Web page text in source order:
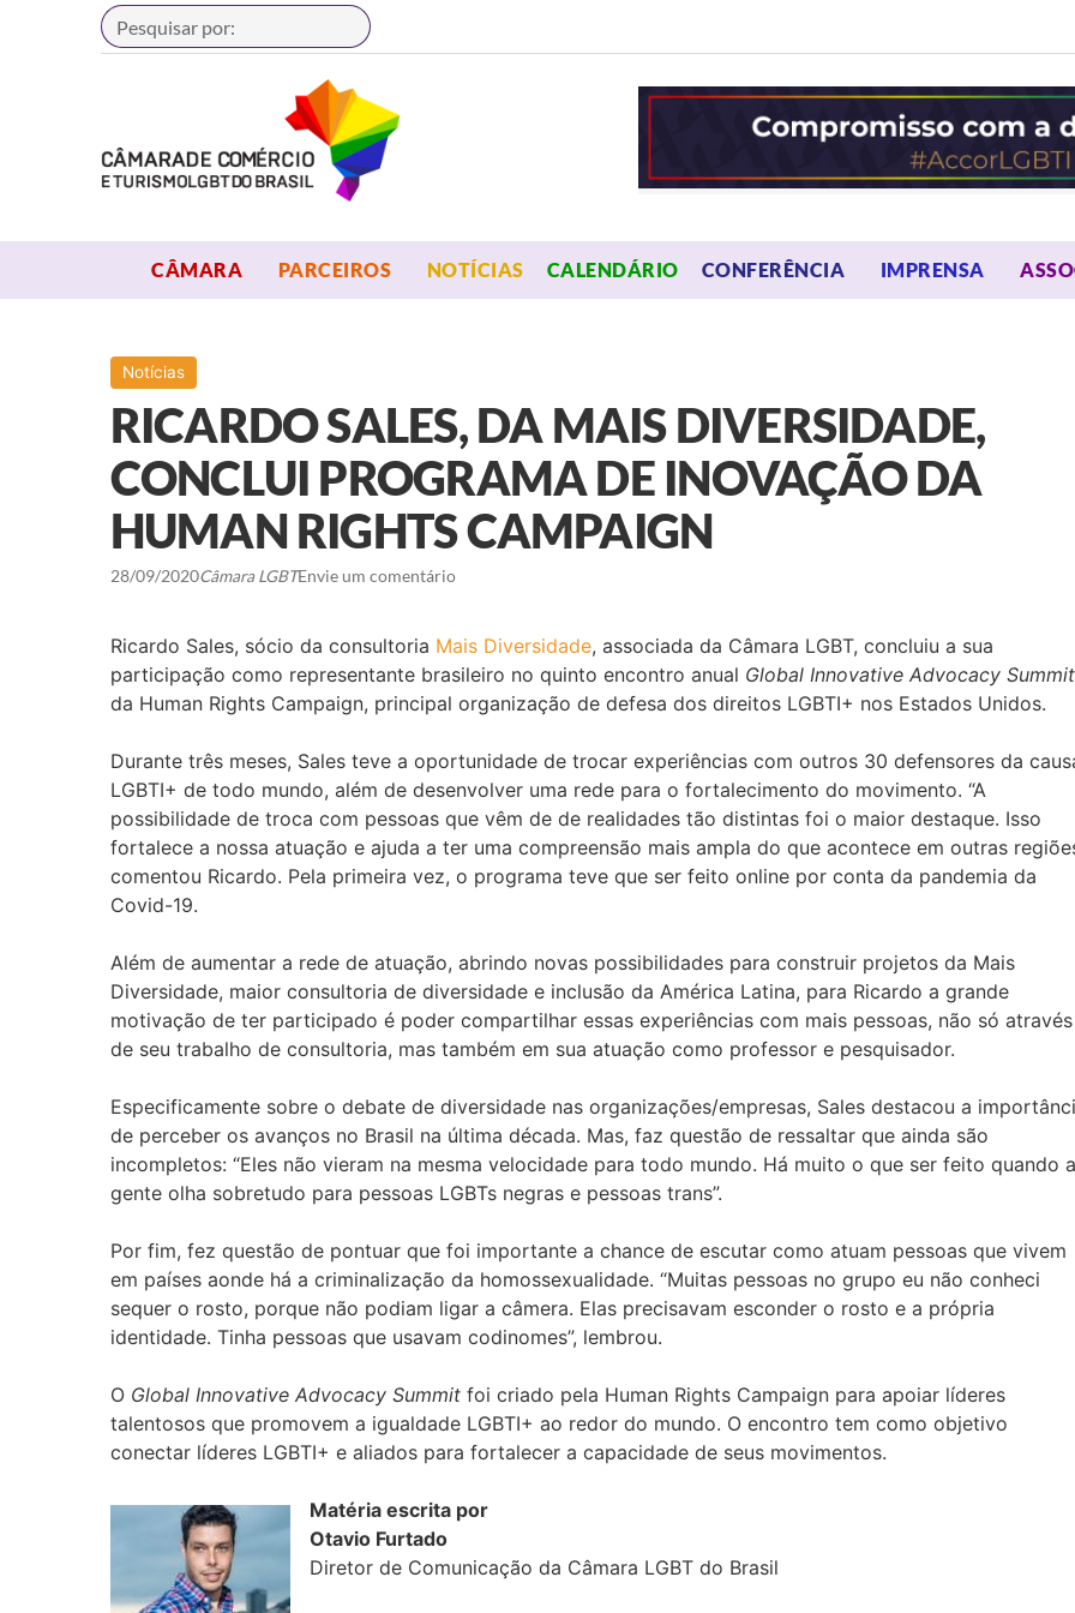
Buscar
CÂMARA OPEN MENU
PARCEIROS OPEN MENU
NOTÍCIAS CALENDÁRIO CONFERÊNCIA OPEN MENU
IMPRENSA OPEN
Notícias
RICARDO SALES, DA MAIS DIVERSIDADE,
CONCLUI PROGRAMA DE INOVAÇÃO DA
HUMAN RIGHTS CAMPAIGN
28/09/2020Câmara LGBTEnvie um comentário
Ricardo Sales, sócio da consultoria Mais Diversidade, associada da Câmara LGBT, concluiu a sua
participação como representante brasileiro no quinto encontro anual Global Innovative Advocacy Summit
da Human Rights Campaign, principal organização de defesa dos direitos LGBTI+ nos Estados Unidos.
Durante três meses, Sales teve a oportunidade de trocar experiências com outros 30 defensores da
LGBTI+ de todo mundo, além de desenvolver uma rede para o fortalecimento do movimento. “A
possibilidade de troca com pessoas que vêm de de realidades tão distintas foi o maior destaque. Isso
fortalece a nossa atuação e ajuda a ter uma compreensão mais ampla do que acontece em outras
comentou Ricardo. Pela primeira vez, o programa teve que ser feito online por conta da pandemia da
Covid-19.
Além de aumentar a rede de atuação, abrindo novas possibilidades para construir projetos da Mais
Diversidade, maior consultoria de diversidade e inclusão da América Latina, para Ricardo a grande
motivação de ter participado é poder compartilhar essas experiências com mais pessoas, não só através
de seu trabalho de consultoria, mas também em sua atuação como professor e pesquisador.
Especificamente sobre o debate de diversidade nas organizações/empresas, Sales destacou a
de perceber os avanços no Brasil na última década. Mas, faz questão de ressaltar que ainda são
incompletos: “Eles não vieram na mesma velocidade para todo mundo. Há muito o que ser feito quando a
gente olha sobretudo para pessoas LGBTs negras e pessoas trans”.
Por fim, fez questão de pontuar que foi importante a chance de escutar como atuam pessoas que vivem
em países aonde há a criminalização da homossexualidade. “Muitas pessoas no grupo eu não conheci
sequer o rosto, porque não podiam ligar a câmera. Elas precisavam esconder o rosto e a própria
identidade. Tinha pessoas que usavam codinomes”, lembrou.
O Global Innovative Advocacy Summit foi criado pela Human Rights Campaign para apoiar líderes
talentosos que promovem a igualdade LGBTI+ ao redor do mundo. O encontro tem como objetivo
conectar líderes LGBTI+ e aliados para fortalecer a capacidade de seus movimentos.
Matéria escrita por
Otavio Furtado
Diretor de Comunicação da Câmara LGBT do Brasil